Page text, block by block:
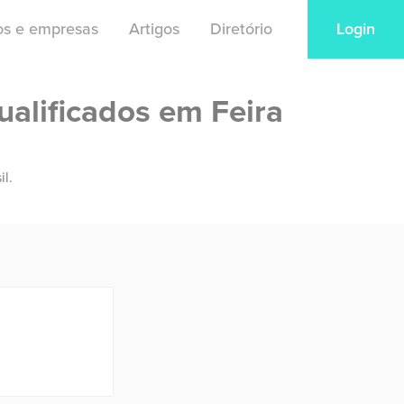
e empresas Artigos Diretório Login
em Feira